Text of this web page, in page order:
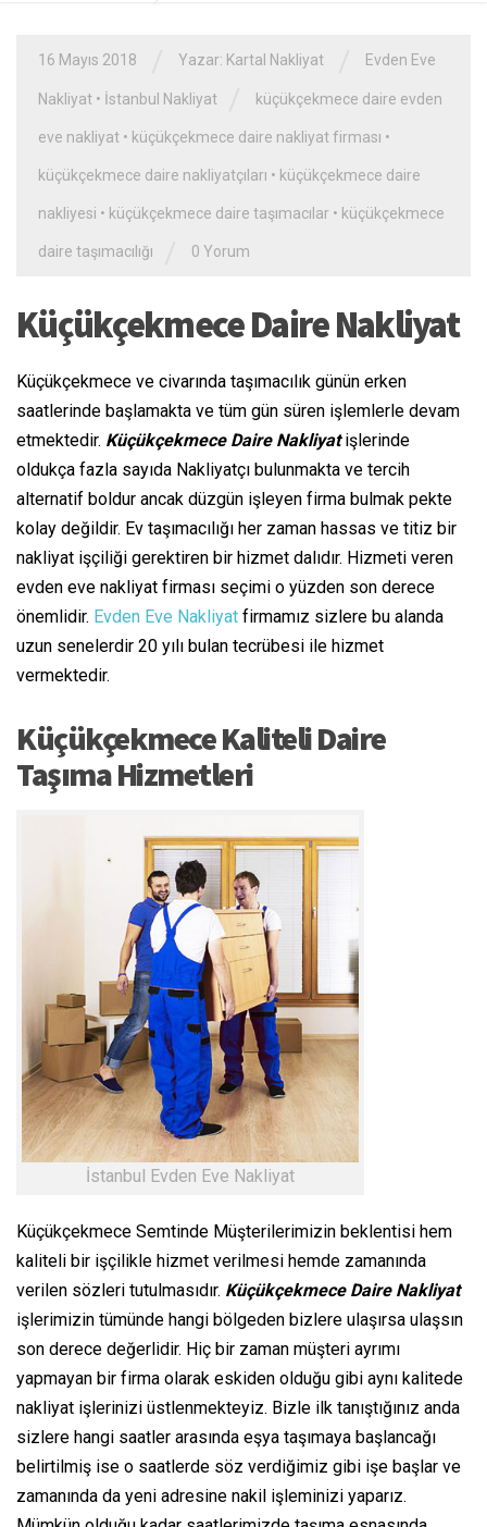
16 Mayıs 2018 Yazar: Kartal Nakliyat Evden Eve
Nakliyat • İstanbul Nakliyat küçükçekmece daire evden
eve nakliyat • küçükçekmece daire nakliyat firması •
küçükçekmece daire nakliyatçıları • küçükçekmece daire
nakliyesi • küçükçekmece daire taşımacılar • küçükçekmece
daire taşımacılığı 0 Yorum
Küçükçekmece Daire Nakliyat
Küçükçekmece ve civarında taşımacılık günün erken
saatlerinde başlamakta ve tüm gün süren işlemlerle devam
etmektedir. Küçükçekmece Daire Nakliyatişlerinde
oldukça fazla sayıda Nakliyatçı bulunmakta ve tercih
alternatif boldur ancak düzgün işleyen firma bulmak pekte
kolay değildir. Ev taşımacılığı her zaman hassas ve titiz bir
nakliyat işçiliği gerektiren bir hizmet dalıdır. Hizmeti veren
evden eve nakliyat firması seçimi o yüzden son derece
önemlidir. Evden Eve Nakliyat firmamız sizlere bu alanda
uzun senelerdir 20 yılı bulan tecrübesi ile hizmet
vermektedir.
Küçükçekmece Kaliteli Daire
Taşıma Hizmetleri
İstanbul Evden Eve Nakliyat
Küçükçekmece Semtinde Müşterilerimizin beklentisi hem
kaliteli bir işçilikle hizmet verilmesi hemde zamanında
verilen sözleri tutulmasıdır. Küçükçekmece Daire Nakliyat
işlerimizin tümünde hangi bölgeden bizlere ulaşırsa ulaşsın
son derece değerlidir. Hiç bir zaman müşteri ayrımı
yapmayan bir firma olarak eskiden olduğu gibi aynı kalitede
nakliyat işlerinizi üstlenmekteyiz. Bizle ilk tanıştığınız anda
sizlere hangi saatler arasında eşya taşımaya başlancağı
belirtilmiş ise o saatlerde söz verdiğimiz gibi işe başlar ve
zamanında da yeni adresine nakil işleminizi yaparız.